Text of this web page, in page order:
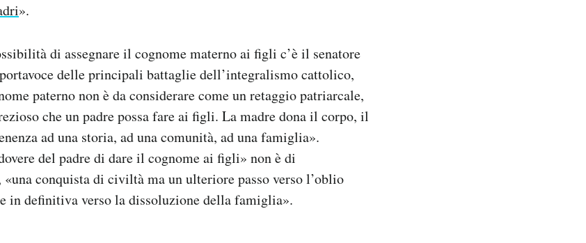
».
di assegnare il cognome materno ai figli c’è il senatore
delle principali battaglie dell’integralismo cattolico,
paterno non è da considerare come un retaggio patriarcale,
che un padre possa fare ai figli. La madre dona il corpo, il
ad una storia, ad una comunità, ad una famiglia».
del padre di dare il cognome ai figli» non è di
«una conquista di civiltà ma un ulteriore passo verso l’oblio
in definitiva verso la dissoluzione della famiglia».